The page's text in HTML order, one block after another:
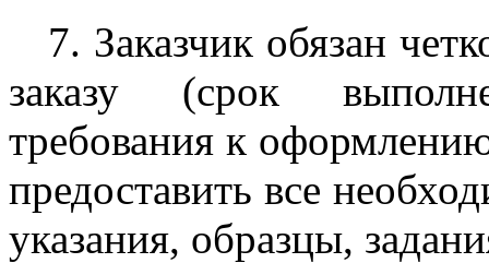
7. Заказчик обязан
заказу (срок
требования к
предоставить все
указания, образцы,